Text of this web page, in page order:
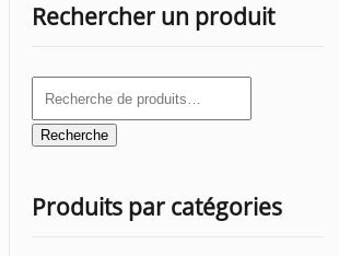
Rechercher un produit
Recherche
pour :
Recherche
Produits par catégories